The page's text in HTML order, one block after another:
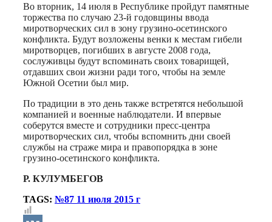
Во вторник, 14 июля в Республике пройдут памятные
торжества по случаю 23-й годовщины ввода
миротворческих сил в зону грузино-осетинского
конфликта. Будут возложены венки к местам гибели
миротворцев, погибших в августе 2008 года,
сослуживцы будут вспоминать своих товарищей,
отдавших свои жизни ради того, чтобы на земле
Южной Осетии был мир.
По традиции в это день также встретятся небольшой
компанией и военные наблюдатели. И впервые
соберутся вместе и сотрудники пресс-центра
миротворческих сил, чтобы вспомнить дни своей
службы на страже мира и правопорядка в зоне
грузино-осетинского конфликта.
Р. КУЛУМБЕГОВ
TAGS: №87 11 июля 2015 г